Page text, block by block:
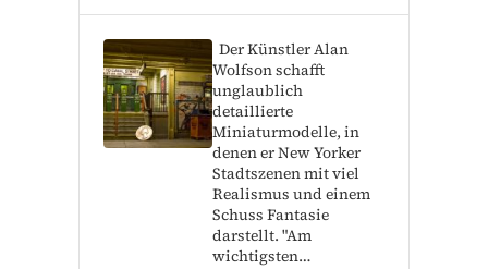
Der Künstler Alan
Wolfson schafft
unglaublich
detaillierte
Miniaturmodelle, in
denen er New Yorker
Stadtszenen mit viel
Realismus und einem
Schuss Fantasie
darstellt. "Am
wichtigsten…